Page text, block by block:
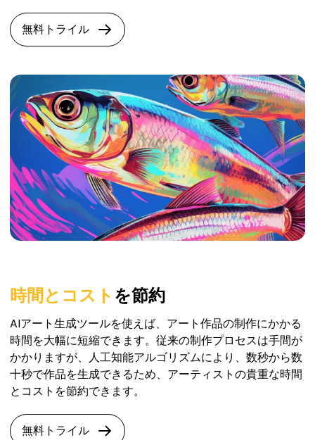
無料トライル
時間とコスト を節約
AIアート生成ツールを使えば、アート作品の制作にかかる
時間を大幅に短縮できます。従来の制作プロセスは手間が
かかりますが、人工知能アルゴリズムにより、数秒から数
十秒で作品を生成できるため、アーティストの貴重な時間
とコストを節約できます。
無料トライル